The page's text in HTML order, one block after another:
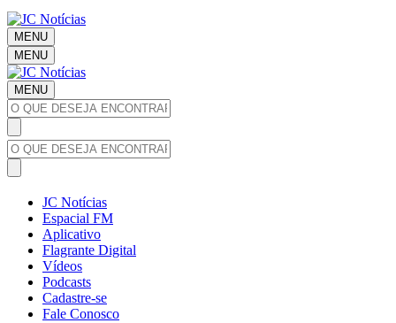
MENU
MENU
MENU
JC Notícias
Espacial FM
Aplicativo
Flagrante Digital
Vídeos
Podcasts
Cadastre-se
Fale Conosco